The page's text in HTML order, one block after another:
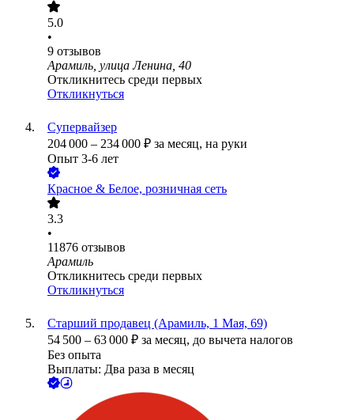
5.0
•
9 отзывов
Арамиль, улица Ленина, 40
Откликнитесь среди первых
Откликнуться
Супервайзер
204 000 – 234 000 ₽ за месяц, на руки
Опыт 3-6 лет
Красное & Белое, розничная сеть
3.3
•
11876 отзывов
Арамиль
Откликнитесь среди первых
Откликнуться
Старший продавец (Арамиль, 1 Мая, 69)
54 500 – 63 000 ₽ за месяц, до вычета налогов
Без опыта
Выплаты: Два раза в месяц